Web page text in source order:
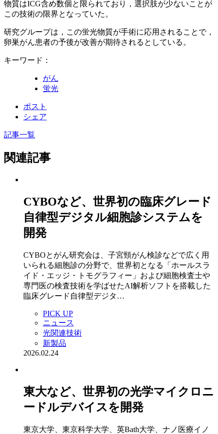
物質はICG含め数個と限られており，選択肢が少ないことが
この技術の限界となっていた。
研究グループは，この蛍光物質が手術に応用されることで，
卵巣がん患者の予後が改善が期待されるとしている。
キーワード：
がん
蛍光
ポスト
シェア
記事一覧
関連記事
CYBOなど、世界初の臨床グレード
自律型デジタル細胞診システムを
開発
CYBOとがん研究会は、子宮頸がん検診などで広く用
いられる細胞診の分野で、世界初となる「ホールスラ
イド・エッジ・トモグラフィー」および細胞検査士や
専門医の検査技術を学ばせたAI解析ソフトを搭載した
臨床グレード自律型デジタ…
PICK UP
ニュース
光関連技術
新製品
2026.02.24
東大など、世界初の光学マイクロニ
ードルデバイスを開発
東京大学、東京科学大学、英Bath大学、ナノ医療イノ